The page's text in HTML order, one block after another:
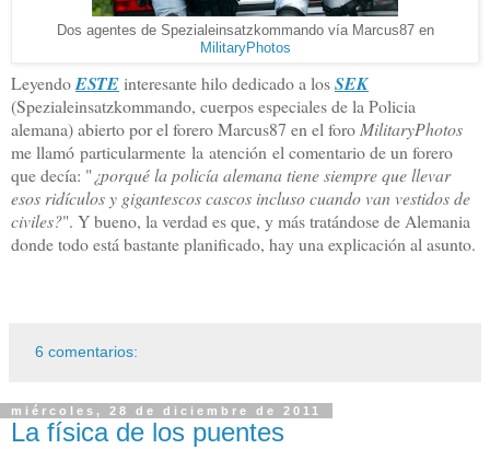
Dos agentes de Spezialeinsatzkommando vía Marcus87 en
MilitaryPhotos
LeyendoESTEinteresante hilo dedicado a losSEK
(Spezialeinsatzkommando, cuerpos especiales de la Policia
alemana) abierto por el forero Marcus87 en el foro MilitaryPhotos
me llamó particularmente la atención el comentario de un forero
que decía: " ¿porqué la policía alemana tiene siempre que llevar
esos ridículos y gigantescos cascos incluso cuando van vestidos de
civiles?". Y bueno, la verdad es que, y más tratándose de Alemania
donde todo está bastante planificado, hay una explicación al asunto.
6 comentarios:
miércoles, 28 de diciembre de 2011
La física de los puentes